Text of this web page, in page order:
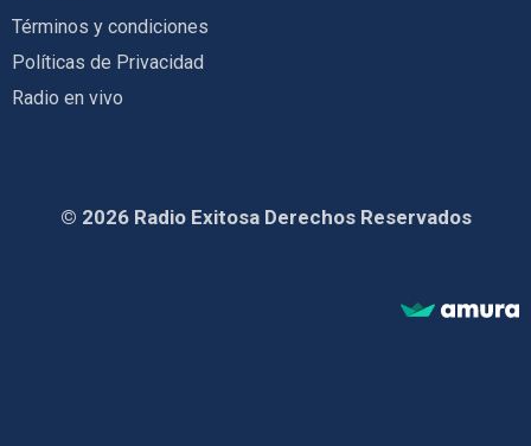
Términos y condiciones
Políticas de Privacidad
Radio en vivo
© 2026 Radio Exitosa Derechos Reservados